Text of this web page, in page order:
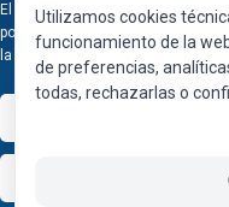
El proyecto de inversión "0011-
por Gobierno de Navarra al
la inversión en pymes industriales
Utilizamos cookies
funcionamiento de la
de preferencias,
todas, rechazarlas o